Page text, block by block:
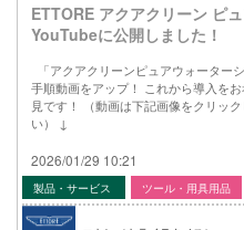
ETTORE アクアクリーン ピ
YouTubeに公開しました！
「アクアクリーンピュアウォーター
手順動画をアップ！ これから導入を
見です！ （動画は下記画像をクリッ
い） ↓
2026/01/29 10:21
製品・サービス ツール・用具用品